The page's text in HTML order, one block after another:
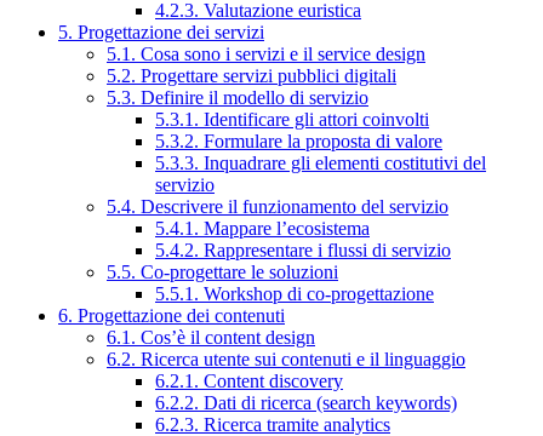
4.2.3. Valutazione euristica
5. Progettazione dei servizi
5.1. Cosa sono i servizi e il service design
5.2. Progettare servizi pubblici digitali
5.3. Definire il modello di servizio
5.3.1. Identificare gli attori coinvolti
5.3.2. Formulare la proposta di valore
5.3.3. Inquadrare gli elementi costitutivi del
servizio
5.4. Descrivere il funzionamento del servizio
5.4.1. Mappare l’ecosistema
5.4.2. Rappresentare i flussi di servizio
5.5. Co-progettare le soluzioni
5.5.1. Workshop di co-progettazione
6. Progettazione dei contenuti
6.1. Cos’è il content design
6.2. Ricerca utente sui contenuti e il linguaggio
6.2.1. Content discovery
6.2.2. Dati di ricerca (search keywords)
6.2.3. Ricerca tramite analytics